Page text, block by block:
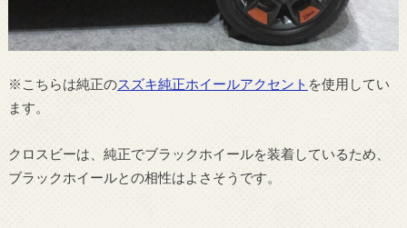
※こちらは純正のスズキ純正ホイールアクセント を使用してい
ます。
クロスビーは、純正でブラックホイールを装着しているため、
ブラックホイールとの相性はよさそうです。